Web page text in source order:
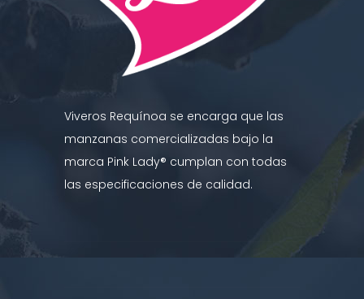
Viveros Requínoa se encarga que las
manzanas comercializadas bajo la
marca Pink Lady® cumplan con todas
las especificaciones de calidad.